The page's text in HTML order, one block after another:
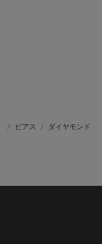
ピアス
ダイヤモンド